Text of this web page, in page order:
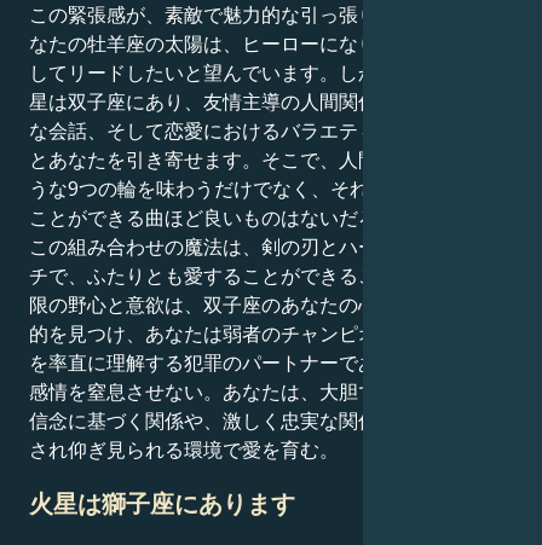
この緊張感が、素敵で魅力的な引っ張り合いを生む。あ
なたの牡羊座の太陽は、ヒーローになりたい、恋に突入
してリードしたいと望んでいます。しかし、あなたの金
星は双子座にあり、友情主導の人間関係やきらめくよう
な会話、そして恋愛におけるバラエティに富んだ世界へ
とあなたを引き寄せます。そこで、人間の絆の燃えるよ
うな9つの輪を味わうだけでなく、それらを一通り拝む
ことができる曲ほど良いものはないだろう。
この組み合わせの魔法は、剣の刃とハートの巧みなタッ
チで、ふたりとも愛することができること。牡羊座の無
限の野心と意欲は、双子座のあなたの心とユニークな目
的を見つけ、あなたは弱者のチャンピオンであり、両方
を率直に理解する犯罪のパートナーであるが、大げさな
感情を窒息させない。あなたは、大胆で新しい、共通の
信念に基づく関係や、激しく忠実な関係に惹かれ、尊敬
され仰ぎ見られる環境で愛を育む。
火星は獅子座にあります